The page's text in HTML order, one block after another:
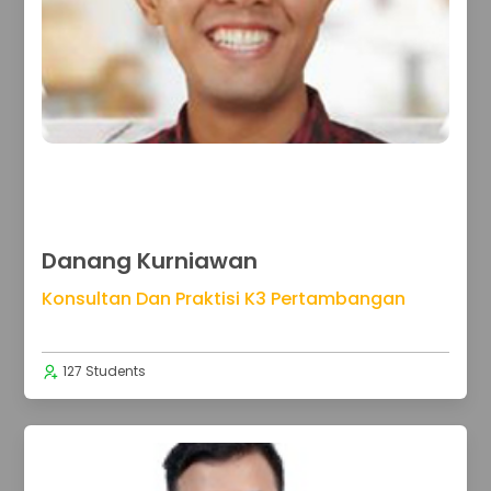
Danang Kurniawan
Konsultan Dan Praktisi K3 Pertambangan
127 Students